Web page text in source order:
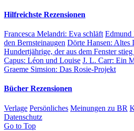
Hilfreichste Rezensionen
Francesca Melandri: Eva schläft Edmund
den Bernsteinaugen Dörte Hansen: Altes
Hundertjährige, der aus dem Fenster
Capus: Léon und Louise J. L. Carr: Ein
Graeme Simsion: Das Rosie-Projekt
Bücher Rezensionen
Verlage Persönliches Meinungen zu BR
Datenschutz
Go to Top